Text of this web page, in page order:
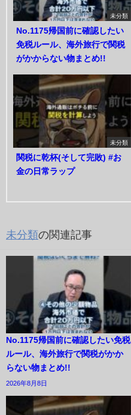
未分類
No.1175帰国前に確認したい
免税ルール、海外旅行で関税
がかからない物まとめ!!
未分類
関税に乾杯(そして完敗) #お
金の日常ラップ
未分類の関連記事
No.1175帰国前に確認したい免税
ルール、海外旅行で関税がかか
らない物まとめ!!
2026年8月8日